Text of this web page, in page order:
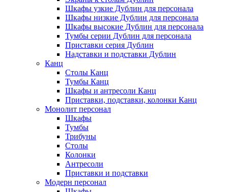
Шкафы узкие Дублин для персонала
Шкафы низкие Дублин для персонала
Шкафы высокие Дублин для персонала
Тумбы серии Дублин для персонала
Приставки серия Дублин
Надставки и подставки Дублин
Канц
Столы Канц
Тумбы Канц
Шкафы и антресоли Канц
Приставки, подставки, колонки Канц
Монолит персонал
Шкафы
Тумбы
Трибуны
Столы
Колонки
Антресоли
Приставки и подставки
Модерн персонал